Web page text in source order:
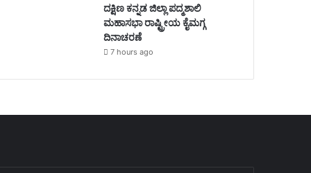
ದಕ್ಷಿಣ ಕನ್ನಡ ಜಿಲ್ಲಾ ಪದ್ಮಶಾಲಿ
ಮಹಾಸಭಾ ರಾಷ್ಟ್ರೀಯ ಕೈಮಗ್ಗ
ದಿನಾಚರಣೆ
7 hours ago